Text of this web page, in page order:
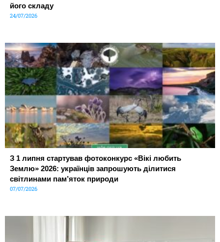
його складу
24/07/2026
З 1 липня стартував фотоконкурс «Вікі любить
Землю» 2026: українців запрошують ділитися
світлинами пам’яток природи
07/07/2026